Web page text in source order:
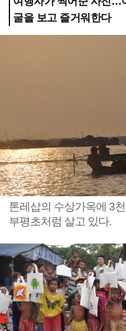
굴을 보고 즐거워한다
톤레삽의 수상가옥에 3
부평초처럼 살고 있다.